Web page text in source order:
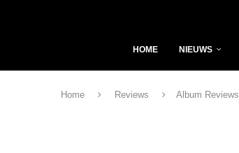
HOME NIEUWS
Home Reviews Album Reviews